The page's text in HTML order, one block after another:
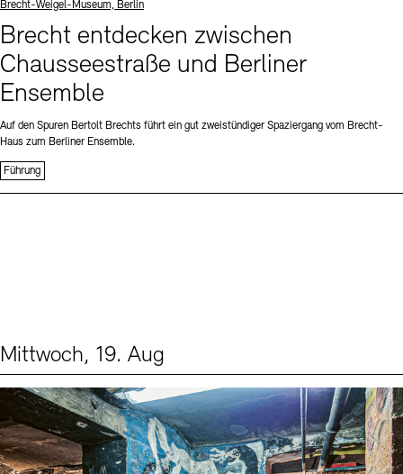
Standort
Brecht-Weigel-Museum, Berlin
Brecht entdecken zwischen
Chausseestraße und Berliner
Ensemble
Auf den Spuren Bertolt Brechts führt ein gut zweistündiger Spaziergang vom Brecht-
Haus zum Berliner Ensemble.
Führung
Mittwoch, 19. Aug